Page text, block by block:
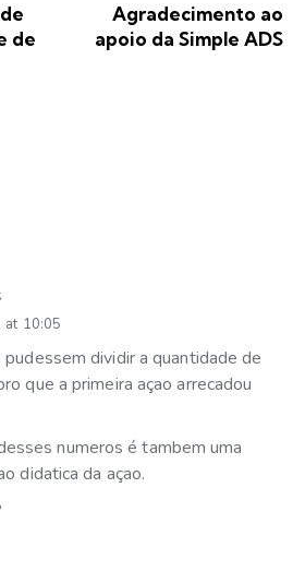
de
Agradecimento ao
apoio da Simple ADS
at 10:05
dividir a quantidade de
que a primeira açao arrecadou
numeros é tambem uma
didatica da açao.